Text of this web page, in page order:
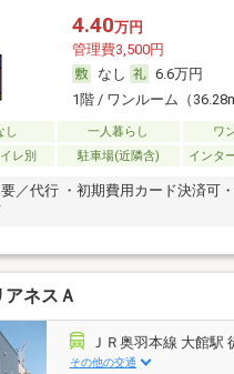
4.40万円
管理費3,500円
なし
6.6万円
1階 / ワンルーム（
し 一人暮らし
ワ
レ別
駐車場(近隣含) インタ
／代行 ・初期費用カード決済可
アネスＡ
ＪＲ奥羽本線 大館駅
その他の交通